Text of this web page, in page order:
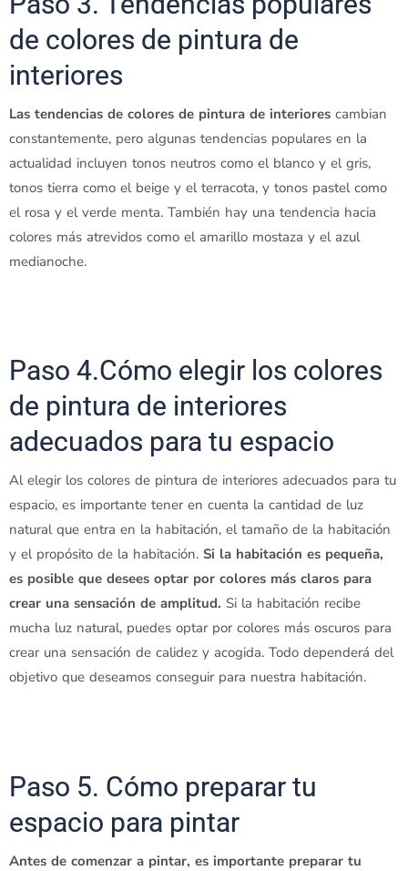
de colores de pintura de
interiores
Las tendencias de colores de pintura de interiores cambian
constantemente, pero algunas tendencias populares en la
actualidad incluyen tonos neutros como el blanco y el gris,
tonos tierra como el beige y el terracota, y tonos pastel como
el rosa y el verde menta. También hay una tendencia hacia
colores más atrevidos como el amarillo mostaza y el azul
medianoche.
Paso 4.Cómo elegir los colores
de pintura de interiores
adecuados para tu espacio
Al elegir los colores de pintura de interiores adecuados para tu
espacio, es importante tener en cuenta la cantidad de luz
natural que entra en la habitación, el tamaño de la habitación
y el propósito de la habitación. Si la habitación es pequeña,
es posible que desees optar por colores más claros para
crear una sensación de amplitud. Si la habitación recibe
mucha luz natural, puedes optar por colores más oscuros para
crear una sensación de calidez y acogida. Todo dependerá del
objetivo que deseamos conseguir para nuestra habitación.
Paso 5. Cómo preparar tu
espacio para pintar
Antes de comenzar a pintar, es importante preparar tu